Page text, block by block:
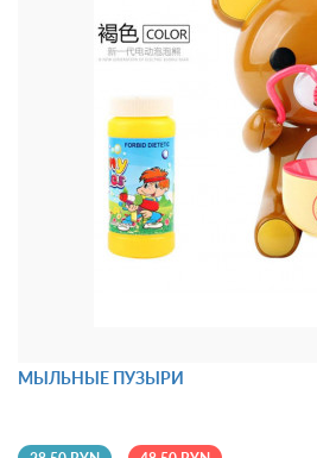
МЫЛЬНЫЕ ПУЗЫРИ